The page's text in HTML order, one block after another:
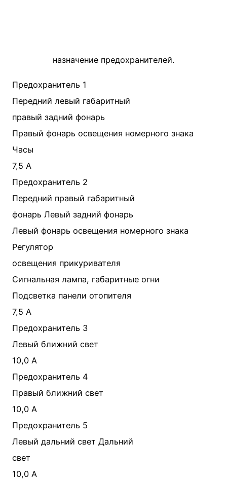
назначение предохранителей.
Предохранитель 1
Передний левый габаритный
правый задний фонарь
Правый фонарь освещения номерного знака
Часы
7,5 А
Предохранитель 2
Передний правый габаритный
фонарь Левый задний фонарь
Левый фонарь освещения номерного знака
Регулятор
освещения прикуривателя
Сигнальная лампа, габаритные огни
Подсветка панели отопителя
7,5 А
Предохранитель 3
Левый ближний свет
10,0 А
Предохранитель 4
Правый ближний свет
10,0 А
Предохранитель 5
Левый дальний свет Дальний
свет
10,0 А